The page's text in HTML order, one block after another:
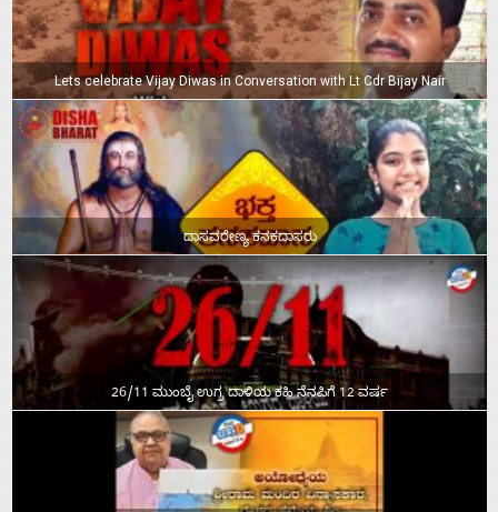
Lets celebrate Vijay Diwas in Conversation with Lt Cdr Bijay Nair
ದಾಸವರೇಣ್ಯ ಕನಕದಾಸರು
26/11 ಮುಂಬೈ ಉಗ್ರ ದಾಳಿಯ ಕಹಿ ನೆನಪಿಗೆ 12 ವರ್ಷ